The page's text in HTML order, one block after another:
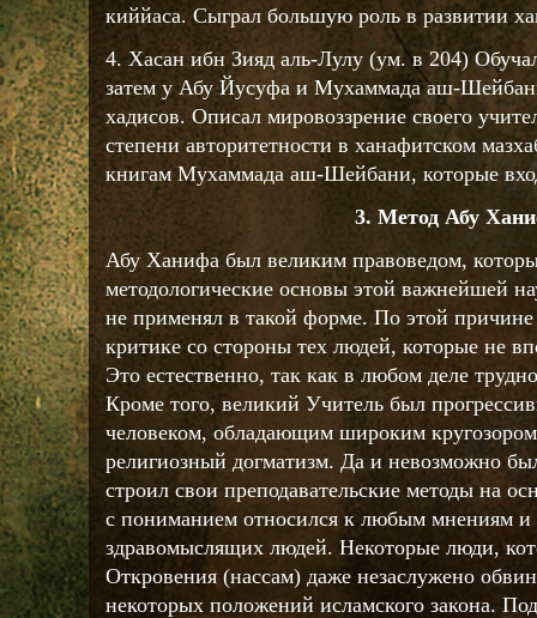
киййаса. Сыграл большую роль в развитии
4. Хасан ибн Зияд аль-Лулу (ум. в 204)
затем у Абу Йусуфа и Мухаммада аш-
хадисов. Описал мировоззрение своего
степени авторитетности в ханафитском
книгам Мухаммада аш-Шейбани, которые
3. Метод Абу
Абу Ханифа был великим правоведом,
методологические основы этой важнейшей
не применял в такой форме. По этой причине
критике со стороны тех людей, которые не
Это естественно, так как в любом деле
Кроме того, великий Учитель был
человеком, обладающим широким
религиозный догматизм. Да и невозможно
строил свои преподавательские методы на
с пониманием относился к любым мнениям и
здравомыслящих людей. Некоторые люди,
Откровения (нассам) даже незаслужено
некоторых положений исламского закона.